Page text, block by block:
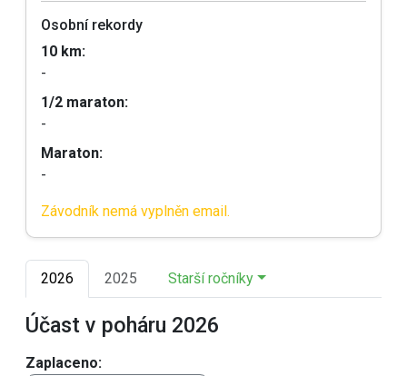
Osobní rekordy
10 km:
-
1/2 maraton:
-
Maraton:
-
Závodník nemá vyplněn email.
2026 2025 Starší ročníky
Účast v poháru 2026
Zaplaceno: